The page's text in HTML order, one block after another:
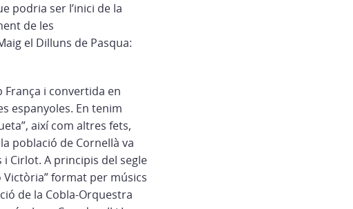
podria ser l’inici de la
de les
el Dilluns de Pasqua:
França i convertida en
espanyoles. En tenim
així com altres fets,
població de Cornellà va
Cirlot. A principis del segle
Victòria” format per músics
de la Cobla-Orquestra